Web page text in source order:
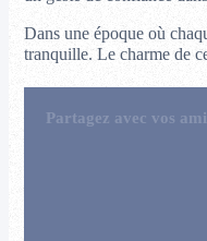
Dans une époque où
tranquille. Le charme de
Partagez avec vos